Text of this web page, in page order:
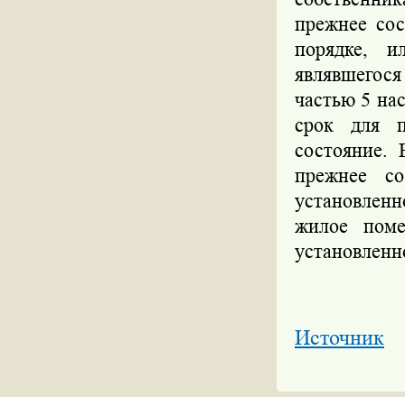
прежнее
порядке,
частью 5
срок для
состояние.
прежнее
жилое
Источник